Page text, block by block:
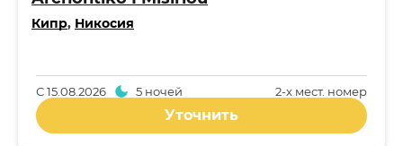
Кипр, Никосия
2-x мест. номер
С15.08.2026 5 ночей
Уточнить